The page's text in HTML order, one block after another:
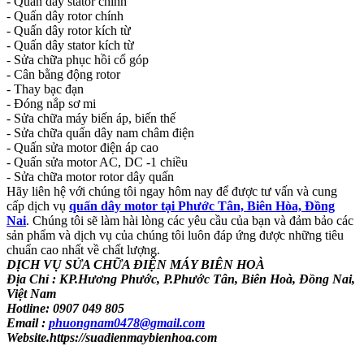
- Quấn dây rotor chính
- Quấn dây rotor kích từ
- Quấn dây stator kích từ
- Sửa chữa phục hồi cổ góp
- Cân bằng động rotor
- Thay bạc đạn
- Đóng nắp sơ mi
- Sửa chữa máy biến áp, biến thế
- Sửa chữa quấn dây nam châm điện
- Quấn sửa motor điện áp cao
- Quấn sửa motor AC, DC -1 chiều
- Sửa chữa motor rotor dây quấn
Hãy liên hệ với chúng tôi ngay hôm nay để được tư vấn và cung
cấp dịch vụ quấn dây motor tại Phước Tân, Biên Hòa, Đồng
Nai. Chúng tôi sẽ làm hài lòng các yêu cầu của bạn và đảm bảo các
sản phẩm và dịch vụ của chúng tôi luôn đáp ứng được những tiêu
chuẩn cao nhất về chất lượng.
DỊCH VỤ SỬA CHỮA ĐIỆN MÁY BIÊN HOÀ
Địa Chỉ : KP.Hương Phước, P.Phước Tân, Biên Hoà, Đồng Nai,
Việt Nam
Hotline: 0907 049 805
Email : phuongnam0478@gmail.com
Website.https://suadienmaybienhoa.com